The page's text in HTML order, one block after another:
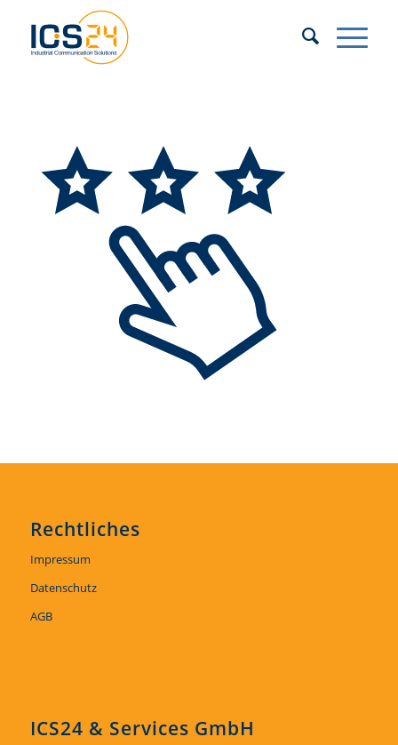
Rechtliches
Impressum
Datenschutz
AGB
ICS24 & Services GmbH